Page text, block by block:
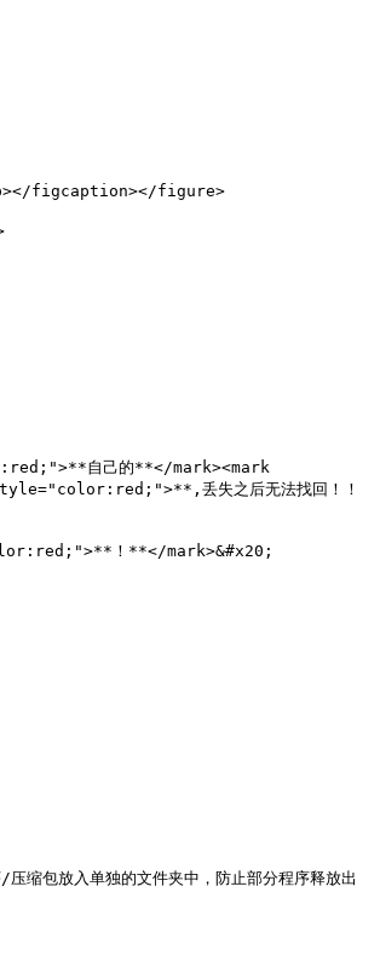
p></figcaption></figure>
自己的**</mark><mark
丢失之后无法找回！！
！**</mark>&#x20;
包放入单独的文件夹中，防止部分程序释放出